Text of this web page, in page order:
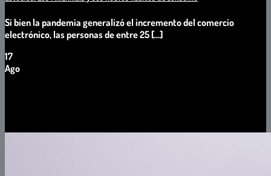
Si bien la pandemia generalizó el incremento del comercio
electrónico, las personas de entre 25 [...]
17
Ago